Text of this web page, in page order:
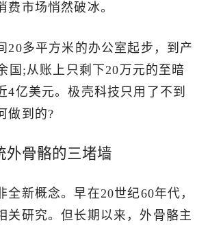
类出海样本。
费市场悄然破冰。
20多平方米的办公室起步，到产
国;从账上只剩下20万元的至暗
4亿美元。极壳科技只用了不到
做到的?
外骨骼的三堵墙
全新概念。早在20世纪60年代，
关研究。但长期以来，外骨骼主